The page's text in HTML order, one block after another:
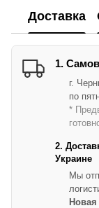
Доставка
1.
г.
по
*
2.
Украине
Мы
Новая